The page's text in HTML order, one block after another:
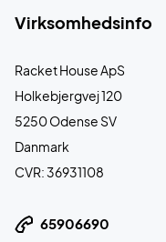
Virksomhedsinfo
Racket House ApS
Holkebjergvej 120
5250 Odense SV
Danmark
CVR: 36931108
65906690